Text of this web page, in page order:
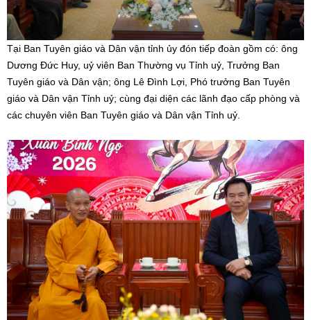
Tại Ban Tuyên giáo và Dân vận tỉnh ủy đón tiếp đoàn gồm có: ông
Dương Đức Huy, uỷ viên Ban Thường vụ Tỉnh uỷ, Trưởng Ban
Tuyên giáo và Dân vận; ông Lê Đình Lợi, Phó trưởng Ban Tuyên
giáo và Dân vận Tỉnh uỷ; cùng đại diện các lãnh đạo cấp phòng và
các chuyên viên Ban Tuyên giáo và Dân vận Tỉnh uỷ.